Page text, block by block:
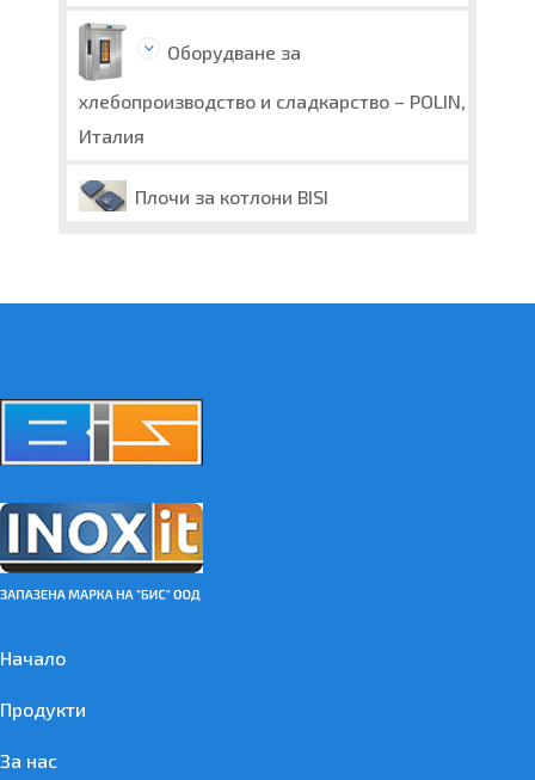
Оборудване за
хлебопроизводство и сладкарство – POLIN,
Италия
Плочи за котлони BISI
Начало
Продукти
За нас